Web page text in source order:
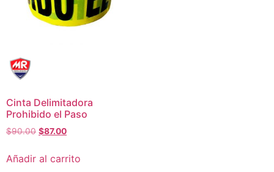
Cinta Delimitadora
Prohibido el Paso
$90.00 $87.00
Añadir al carrito